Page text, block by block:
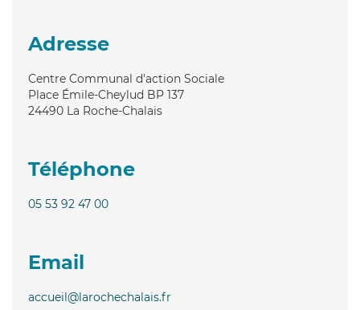
Adresse
Centre Communal d'action Sociale
Place Émile-Cheylud BP 137
24490 La Roche-Chalais
Téléphone
05 53 92 47 00
Email
accueil@larochechalais.fr